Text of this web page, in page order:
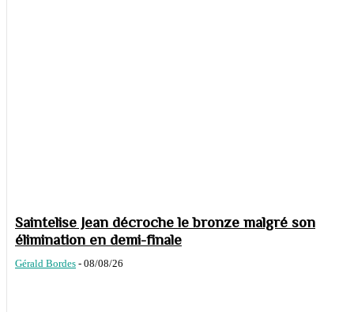
Saintelise Jean décroche le bronze malgré son
élimination en demi-finale
Gérald Bordes - 08/08/26